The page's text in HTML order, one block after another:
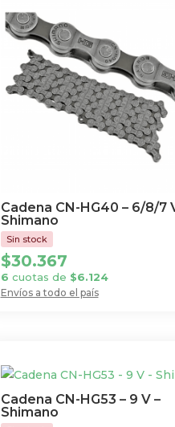
Cadena CN-HG40 – 6/8/7
Shimano
Envíos a todo el país
$30.367
6 cuotas de $6.124
Cadena CN-HG53 – 9 V –
Shimano